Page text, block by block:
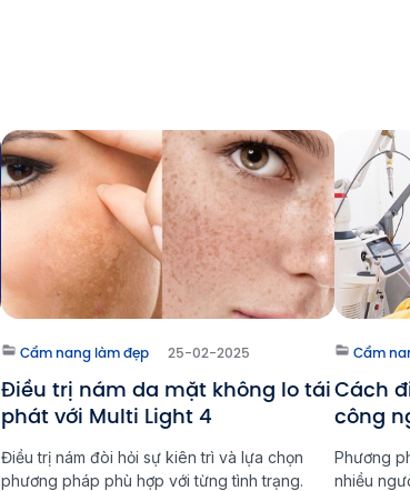
Cẩm nang làm đẹp 25-02-2025
Điều trị nám da mặt không lo tái
phát với Multi Light 4
Điều trị nám đòi hỏi sự kiên trì và lựa chọn
phương pháp phù hợp với từng tình trạng.
Cẩm
Cách
công
Phương
nhiều